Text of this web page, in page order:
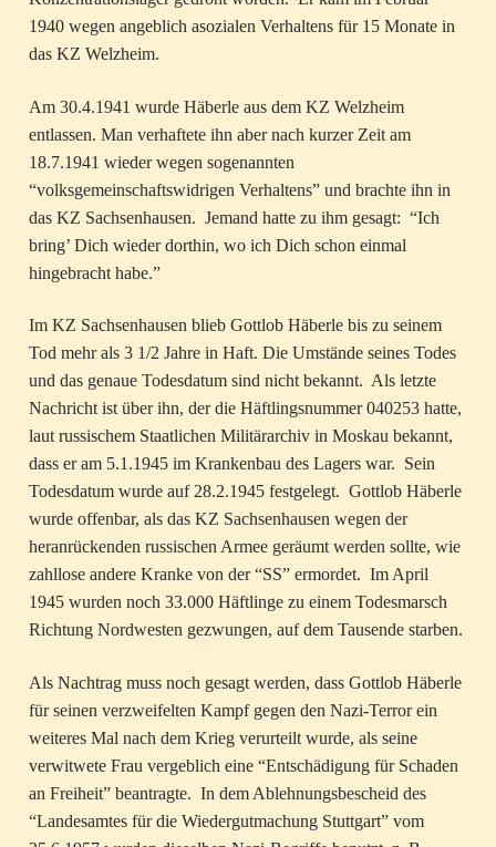
1940 wegen angeblich asozialen Verhaltens für 15 Monate in
das KZ Welzheim.
Am 30.4.1941 wurde Häberle aus dem KZ Welzheim
entlassen. Man verhaftete ihn aber nach kurzer Zeit am
18.7.1941 wieder wegen sogenannten
“volksgemeinschaftswidrigen Verhaltens” und brachte ihn in
das KZ Sachsenhausen. Jemand hatte zu ihm gesagt: “Ich
bring’ Dich wieder dorthin, wo ich Dich schon einmal
hingebracht habe.”
Im KZ Sachsenhausen blieb Gottlob Häberle bis zu seinem
Tod mehr als 3 1/2 Jahre in Haft. Die Umstände seines Todes
und das genaue Todesdatum sind nicht bekannt. Als letzte
Nachricht ist über ihn, der die Häftlingsnummer 040253 hatte,
laut russischem Staatlichen Militärarchiv in Moskau bekannt,
dass er am 5.1.1945 im Krankenbau des Lagers war. Sein
Todesdatum wurde auf 28.2.1945 festgelegt. Gottlob Häberle
wurde offenbar, als das KZ Sachsenhausen wegen der
heranrückenden russischen Armee geräumt werden sollte, wie
zahllose andere Kranke von der “SS” ermordet. Im April
1945 wurden noch 33.000 Häftlinge zu einem Todesmarsch
Richtung Nordwesten gezwungen, auf dem Tausende starben.
Als Nachtrag muss noch gesagt werden, dass Gottlob Häberle
für seinen verzweifelten Kampf gegen den Nazi-Terror ein
weiteres Mal nach dem Krieg verurteilt wurde, als seine
verwitwete Frau vergeblich eine “Entschädigung für Schaden
an Freiheit” beantragte. In dem Ablehnungsbescheid des
“Landesamtes für die Wiedergutmachung Stuttgart” vom